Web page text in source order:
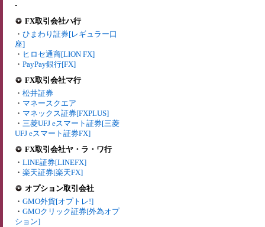
-
FX取引会社ハ行
・ ひまわり証券[レギュラー口
座]
・ ヒロセ通商[LION FX]
・ PayPay銀行[FX]
FX取引会社マ行
・ 松井証券
・ マネースクエア
・ マネックス証券[FXPLUS]
・ 三菱UFJ eスマート証券[三菱
UFJ eスマート証券FX]
FX取引会社ヤ・ラ・ワ行
・ LINE証券[LINEFX]
・ 楽天証券[楽天FX]
オプション取引会社
・ GMO外貨[オプトレ!]
・ GMOクリック証券[外為オプ
ション]